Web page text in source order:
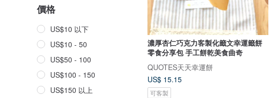
價格
US$10 以下
US$10 - 50
US$50 - 100
US$100 - 150
US$150 以上
濃厚杏仁巧克力客製化籤文幸運籤餅
零食分享包 手工餅乾美食曲奇
QUOTES天天幸運餅
US$ 15.15
可客製